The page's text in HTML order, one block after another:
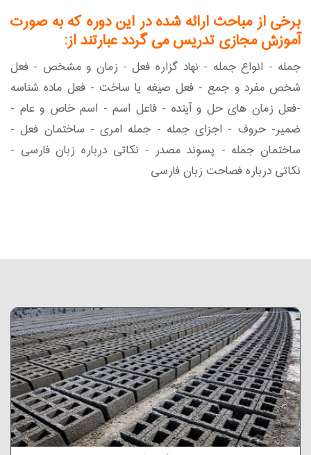
برخی از مباحث ارائه شده در این دوره که به صورت
آموزش مجازی تدریس می گردد عبارتند از:
جمله - انواع جمله - نهاد گزاره فعل - زمان و مشخص - فعل
شخص مفرد و جمع - فعل صیغه یا ساخت - فعل ماده شناسه
-فعل زمان های حل و آینده - فاعل اسم - اسم خاص و عام -
ضمیر- حروف - اجزای جمله - جمله امری - ساختمان فعل -
ساختمان جمله - پسوند مصدر - نکاتی درباره زبان فارسی -
نکاتی درباره فصاحت زبان فارسی